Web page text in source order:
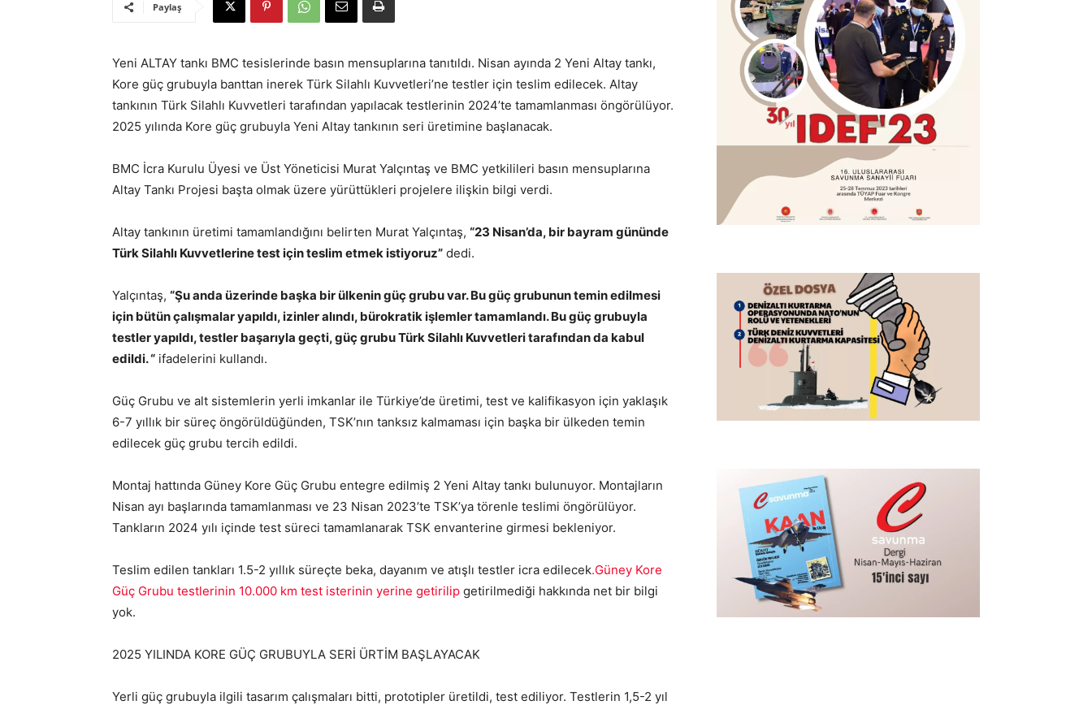
Paylaş
Yeni ALTAY tankı BMC tesislerinde basın mensuplarına tanıtıldı. Nisan ayında 2 Yeni Altay tankı,
Kore güç grubuyla banttan inerek Türk Silahlı Kuvvetleri’ne testler için teslim edilecek. Altay
tankının Türk Silahlı Kuvvetleri tarafından yapılacak testlerinin 2024’te tamamlanması öngörülüyor.
2025 yılında Kore güç grubuyla Yeni Altay tankının seri üretimine başlanacak.
BMC İcra Kurulu Üyesi ve Üst Yöneticisi Murat Yalçıntaş ve BMC yetkilileri basın mensuplarına
Altay Tankı Projesi başta olmak üzere yürüttükleri projelere ilişkin bilgi verdi.
Altay tankının üretimi tamamlandığını belirten Murat Yalçıntaş, “23 Nisan’da, bir bayram gününde
Türk Silahlı Kuvvetlerine test için teslim etmek istiyoruz” dedi.
Yalçıntaş, “Şu anda üzerinde başka bir ülkenin güç grubu var. Bu güç grubunun temin edilmesi
için bütün çalışmalar yapıldı, izinler alındı, bürokratik işlemler tamamlandı. Bu güç grubuyla
testler yapıldı, testler başarıyla geçti, güç grubu Türk Silahlı Kuvvetleri tarafından da kabul
edildi. “ ifadelerini kullandı.
Güç Grubu ve alt sistemlerin yerli imkanlar ile Türkiye’de üretimi, test ve kalifikasyon için yaklaşık
6-7 yıllık bir süreç öngörüldüğünden, TSK’nın tanksız kalmaması için başka bir ülkeden temin
edilecek güç grubu tercih edildi.
Montaj hattında Güney Kore Güç Grubu entegre edilmiş 2 Yeni Altay tankı bulunuyor. Montajların
Nisan ayı başlarında tamamlanması ve 23 Nisan 2023’te TSK’ya törenle teslimi öngörülüyor.
Tankların 2024 yılı içinde test süreci tamamlanarak TSK envanterine girmesi bekleniyor.
Teslim edilen tankları 1.5-2 yıllık süreçte beka, dayanım ve atışlı testler icra edilecek.Güney Kore
Güç Grubu testlerinin 10.000 km test isterinin yerine getirilip getirilmediği hakkında net bir bilgi
yok.
2025 YILINDA KORE GÜÇ GRUBUYLA SERİ ÜRTİM BAŞLAYACAK
Yerli güç grubuyla ilgili tasarım çalışmaları bitti, prototipler üretildi, test ediliyor. Testlerin 1,5-2 yıl